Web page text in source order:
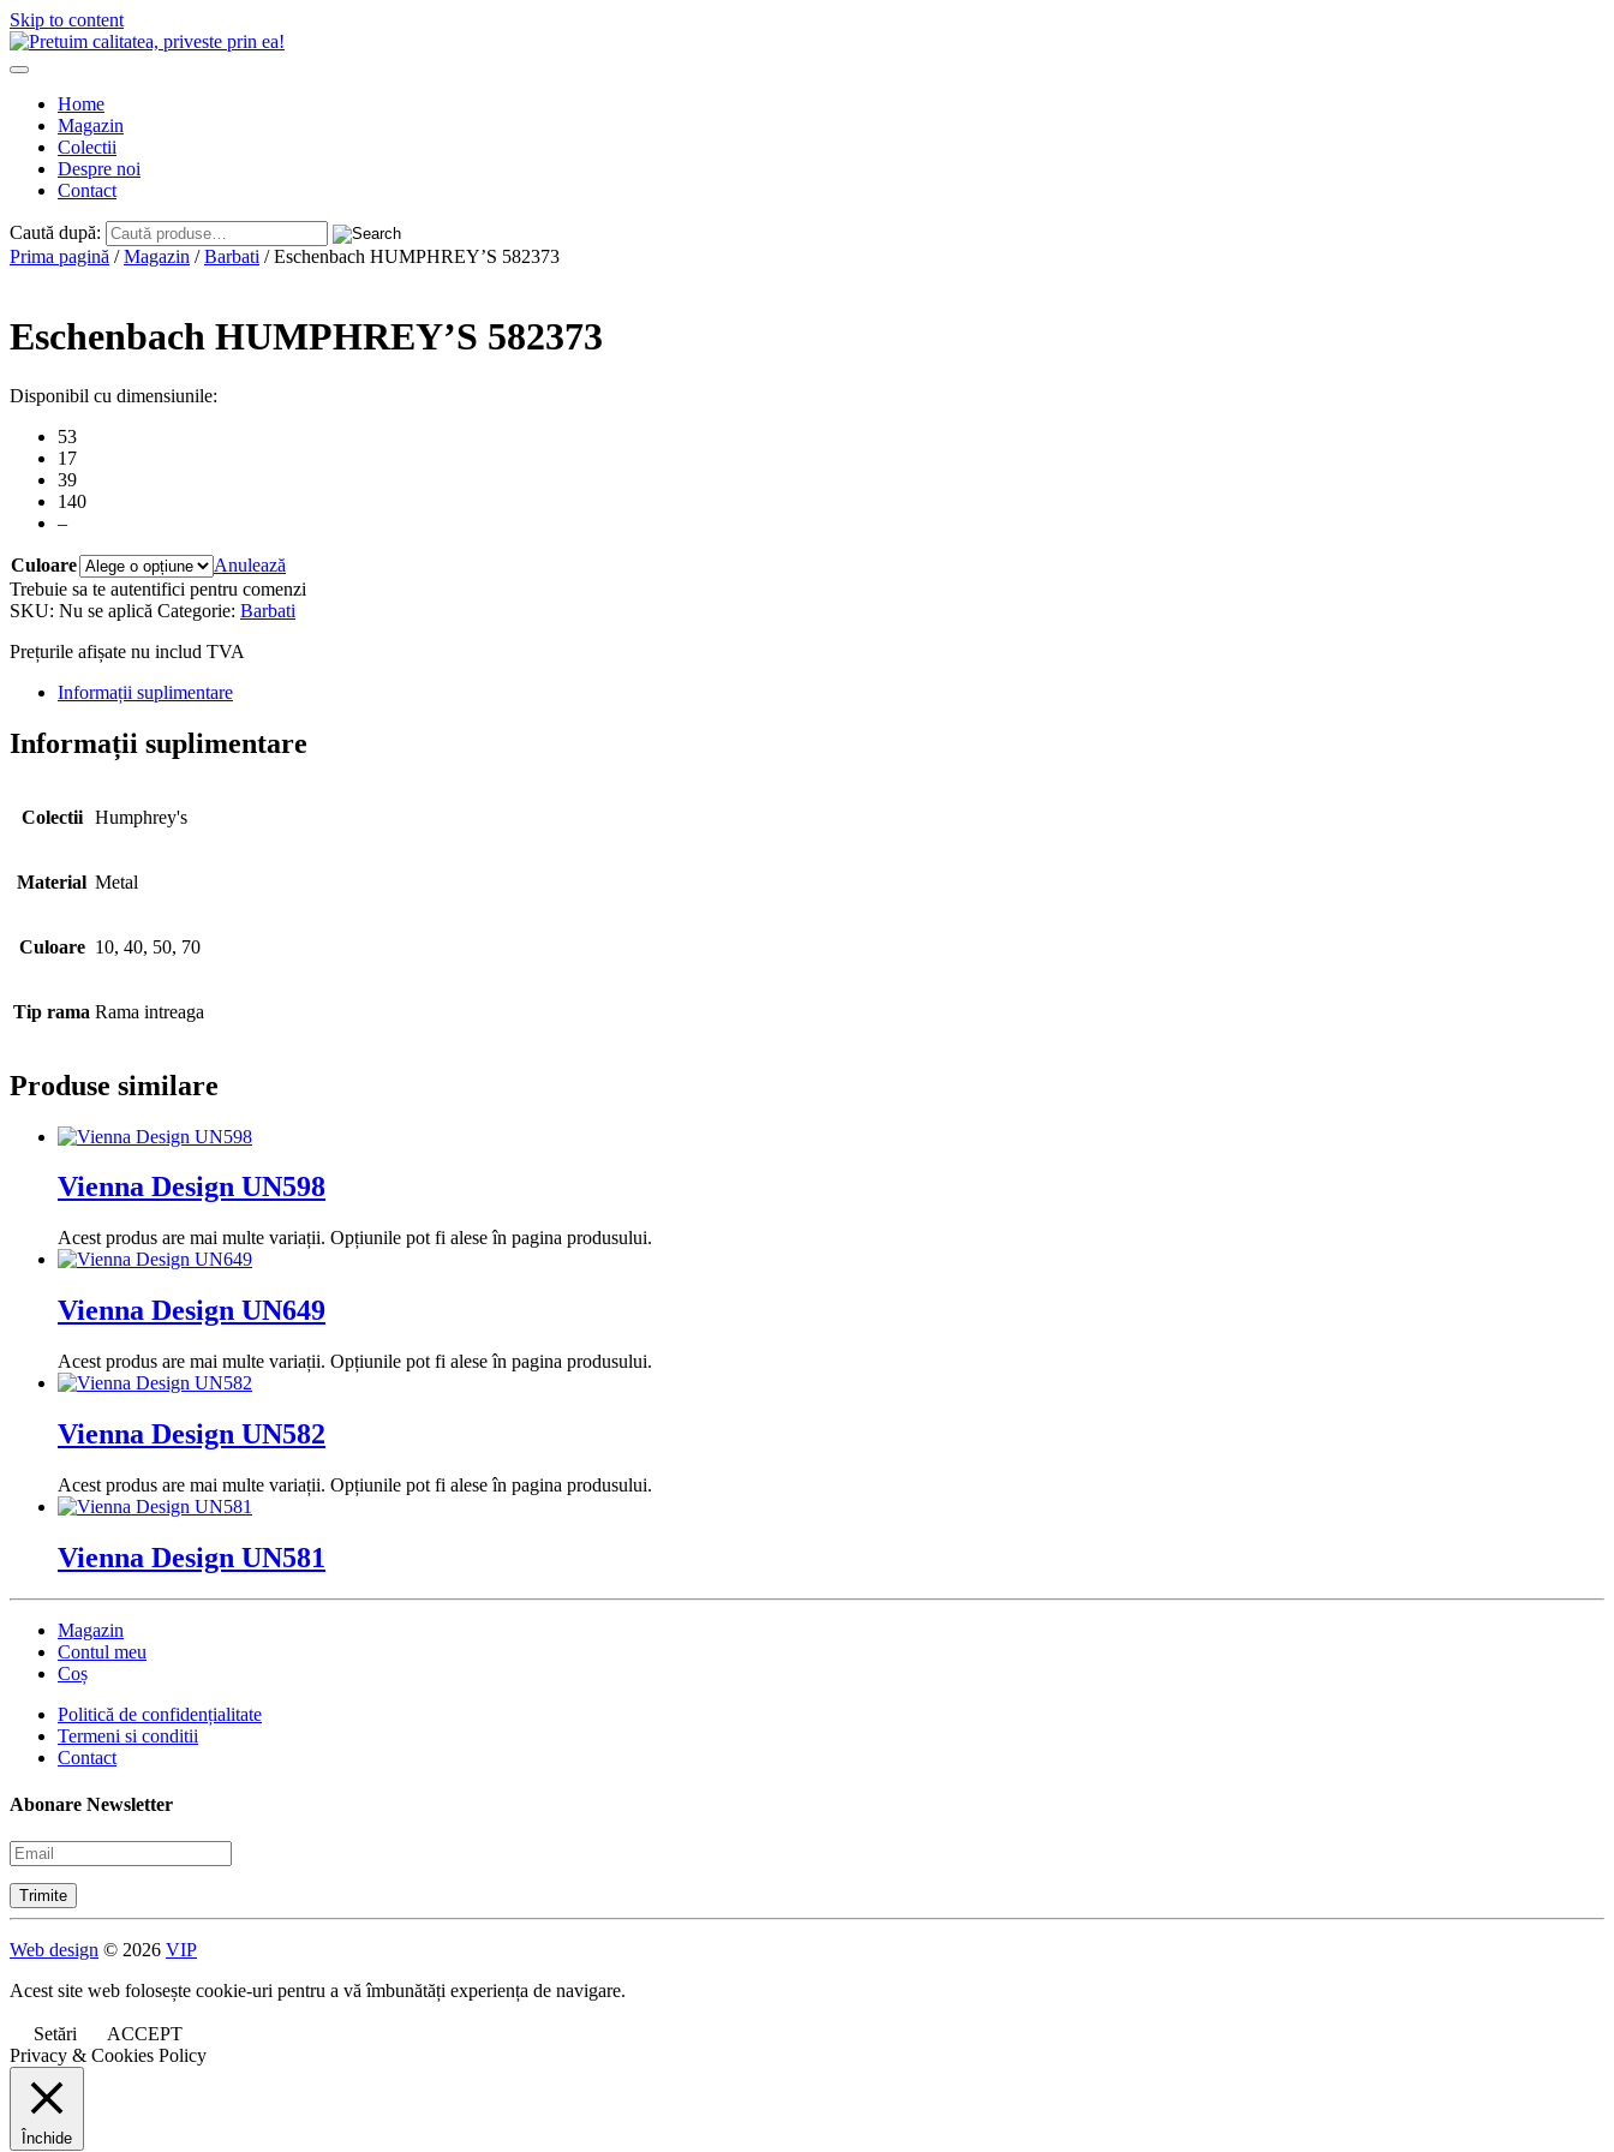
Skip to content
Home
Magazin
Colectii
Despre noi
Contact
Caută după:
Prima pagină /Magazin /Barbati / Eschenbach HUMPHREY’S 582373
Eschenbach HUMPHREY’S 582373
Disponibil cu dimensiunile:
53
17
39
140
–
Culoare
Anulează
Trebuie sa te autentifici pentru comenzi
SKU: Nu se aplică Categorie: Barbati
Prețurile afișate nu includ TVA
Informații suplimentare
Informații suplimentare
Colectii Humphrey's
Material Metal
Culoare 10, 40, 50, 70
Tip rama Rama intreaga
Produse similare
Vienna Design UN598
Acest produs are mai multe variații. Opțiunile pot fi alese în pagina produsului.
Vienna Design UN649
Acest produs are mai multe variații. Opțiunile pot fi alese în pagina produsului.
Vienna Design UN582
Acest produs are mai multe variații. Opțiunile pot fi alese în pagina produsului.
Vienna Design UN581
Magazin
Contul meu
Coș
Politică de confidențialitate
Termeni si conditii
Contact
Abonare Newsletter
Web design © 2026 VIP
Acest site web folosește cookie-uri pentru a vă îmbunătăți experiența de navigare.
Setări
ACCEPT
Privacy & Cookies Policy
Închide